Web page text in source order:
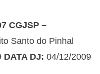
CGJSP –
Santo do Pinhal
DATA DJ: 04/12/2009